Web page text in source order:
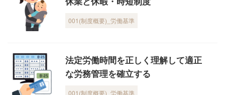
休業と休暇・時短制度
001(制度概要)_労働基準
法定労働時間を正しく理解して適正
な労務管理を確立する
001(制度概要)_労働基準